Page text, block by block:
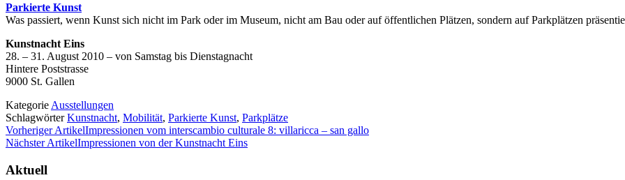
Parkierte Kunst
Was passiert, wenn Kunst sich nicht im Park oder im Museum, nicht am Bau oder auf öffentlichen Plätzen, sondern auf Parkplätzen
Kunstnacht Eins
28. – 31. August 2010 – von Samstag bis Dienstagnacht
Hintere Poststrasse
9000 St. Gallen
Kategorie Ausstellungen
SchlagwörterKunstnacht, Mobilität, Parkierte Kunst, Parkplätze
Vorheriger ArtikelImpressionen vom interscambio culturale 8: villaricca – san gallo
Nächster ArtikelImpressionen von der Kunstnacht Eins
Aktuell